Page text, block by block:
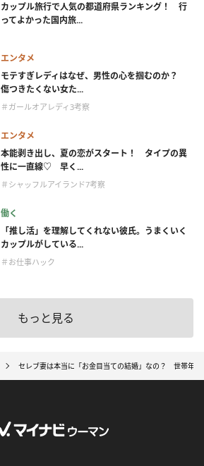
カップル旅行で人気の都道府県ランキング！ 行
ってよかった国内旅...
エンタメ
モテすぎレディはなぜ、男性の心を掴むのか？
傷つきたくない女た...
＃ガールオアレディ3考察
エンタメ
本能剥き出し、夏の恋がスタート！ タイプの異
性に一直線♡ 早く...
＃シャッフルアイランド7考察
働く
「推し活」を理解してくれない彼氏。うまくいく
カップルがしている...
＃お仕事ハック
もっと見る
セレブ妻は本当に「お金目当ての結婚」なの？ 世帯年